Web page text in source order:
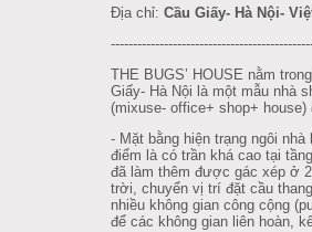
Địa chỉ: Cầu Giấy- Hà Nội-
THE BUGS’ HOUSE nằm
Giấy- Hà Nội là một mẫu nhà
(mixuse- office+ shop+
- Mặt bằng hiện trạng ngôi
điểm là có trần khá cao tại
đã làm thêm được gác xép ở
trời, chuyển vị trí đặt cầu
nhiều không gian công cộng
để các không gian liên hoàn,